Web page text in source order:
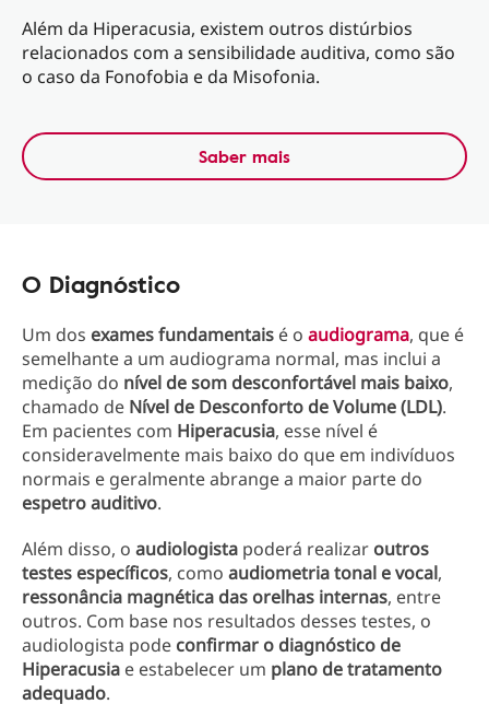
Além da Hiperacusia, existem outros distúrbios
relacionados com a sensibilidade auditiva, como são
o caso da Fonofobia e da Misofonia.
Saber mais
O Diagnóstico
Um dos exames fundamentais é o audiograma, que é
semelhante a um audiograma normal, mas inclui a
medição do nível de som desconfortável mais baixo,
chamado de Nível de Desconforto de Volume (LDL).
Em pacientes com Hiperacusia, esse nível é
consideravelmente mais baixo do que em indivíduos
normais e geralmente abrange a maior parte do
espetro auditivo.
Além disso, o audiologista poderá realizar outros
testes específicos, como audiometria tonal e vocal,
ressonância magnética das orelhas internas, entre
outros. Com base nos resultados desses testes, o
audiologista pode confirmar o diagnóstico de
Hiperacusia e estabelecer um plano de tratamento
adequado.